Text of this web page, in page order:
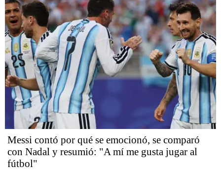
Messi contó por qué se emocionó, se comparó
con Nadal y resumió: "A mí me gusta jugar al
fútbol"